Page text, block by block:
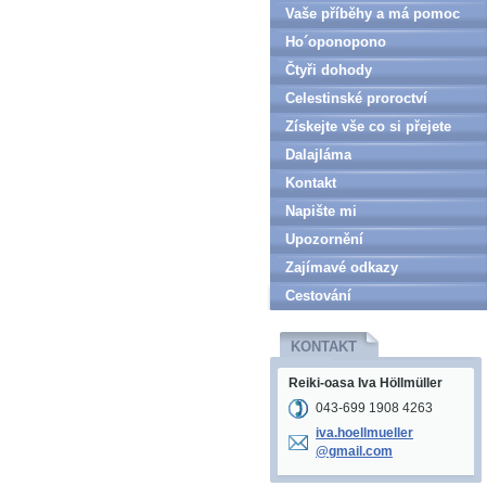
Vaše příběhy a má pomoc
Ho´oponopono
Čtyři dohody
Celestinské proroctví
Získejte vše co si přejete
Dalajláma
Kontakt
Napište mi
Upozornění
Zajímavé odkazy
Cestování
KONTAKT
Reiki-oasa Iva Höllmüller
043-699 1908 4263
iva.hoel lmueller
@gmail.com